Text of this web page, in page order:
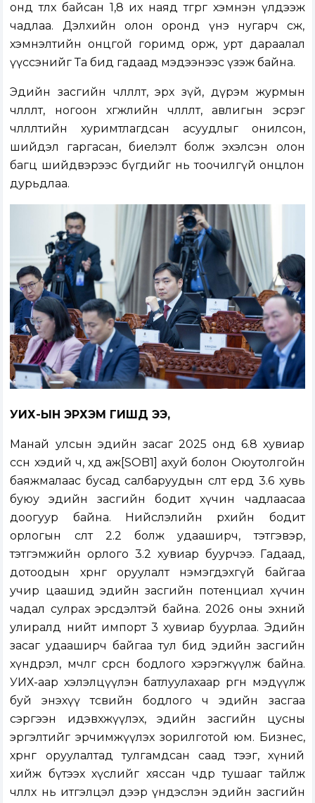
онд төлөх байсан 1,8 их наяд төгрөг хэмнэн үлдээж
чадлаа. Дэлхийн олон оронд үнэ нугарч өсөж,
хэмнэлтийн онцгой горимд орж, урт дараалал
үүссэнийг Та бид гадаад мэдээнээс үзэж байна.
Эдийн засгийн чөлөөлөлт, эрх зүй, дүрэм журмын
чөлөөлөлт, ногоон хөгжлийн чөлөөлөлт, авлигын эсрэг
чөлөөлөлтийн хуримтлагдсан асуудлыг онилсон,
шийдэл гаргасан, биелэлт болж эхэлсэн олон
багц шийдвэрээс бүгдийг нь тоочилгүй онцлон
дурьдлаа.
УИХ-ЫН ЭРХЭМ ГИШҮҮД ЭЭ,
Манай улсын эдийн засаг 2025 онд 6.8 хувиар
өссөн хэдий ч, хөдөө аж[SOB1] ахуй болон Оюутолгойн
баяжмалаас бусад салбаруудын өсөлт ердөө 3.6 хувь
буюу эдийн засгийн бодит хүчин чадлаасаа
доогуур байна. Нийслэлийн өрхийн бодит
орлогын өсөлт 2.2 болж удааширч, тэтгэвэр,
тэтгэмжийн орлого 3.2 хувиар буурчээ. Гадаад,
дотоодын хөрөнгө оруулалт нэмэгдэхгүй байгаа
учир цаашид эдийн засгийн потенциал хүчин
чадал сулрах эрсдэлтэй байна. 2026 оны эхний
улиралд нийт импорт 3 хувиар буурлаа. Эдийн
засаг удааширч байгаа тул бид эдийн засгийн
хүндрэл, мөчлөг сөрсөн бодлого хэрэгжүүлж байна.
УИХ-аар хэлэлцүүлэн батлуулахаар өргөн мэдүүлж
буй энэхүү төсвийн бодлого ч эдийн засгаа
сэргээн идэвхжүүлэх, эдийн засгийн цусны
эргэлтийг эрчимжүүлэх зорилготой юм. Бизнес,
хөрөнгө оруулалтад тулгамдсан саад тээг, хүний
хийж бүтээх хүслийг хяссан чөдөр тушааг тайлж
чөлөөлөх нь итгэлцэл дээр үндэслэн эдийн засгийн